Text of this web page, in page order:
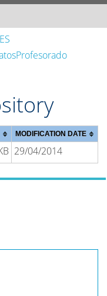
MODIFICATION DATE
29/04/2014